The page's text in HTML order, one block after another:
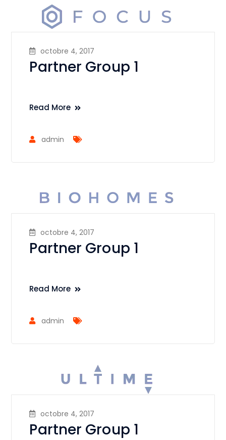
octobre 4, 2017
Partner Group 1
Read More
admin
octobre 4, 2017
Partner Group 1
Read More
admin
octobre 4, 2017
Partner Group 1